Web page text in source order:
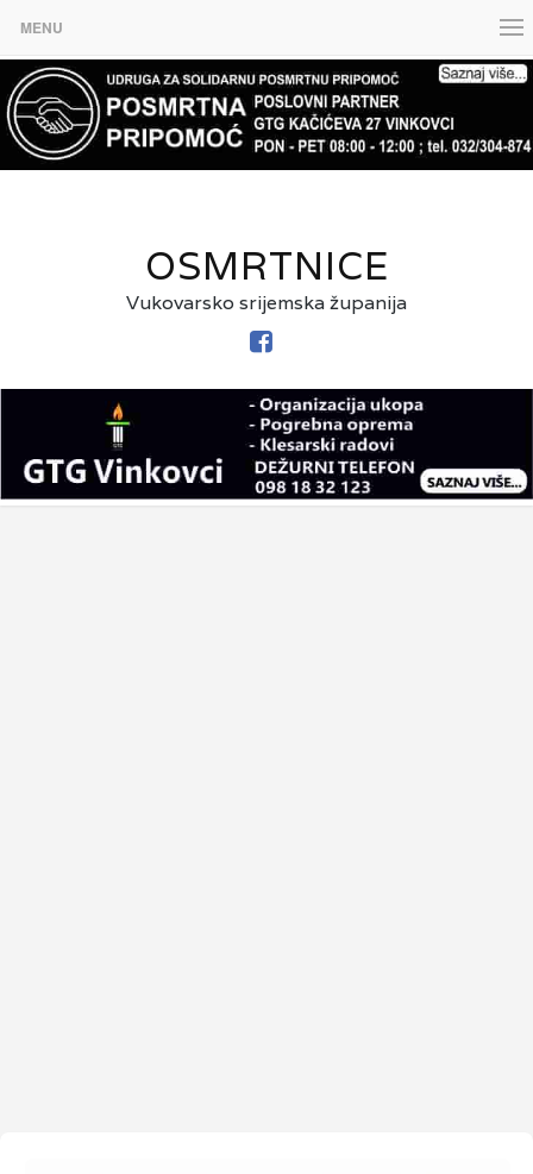
MENU
OSMRTNICE
Vukovarsko srijemska županija